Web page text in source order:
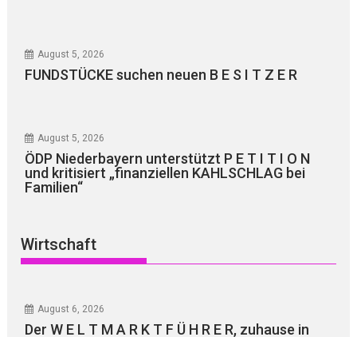
August 5, 2026
FUNDSTÜCKE suchen neuen B E S I T Z E R
August 5, 2026
ÖDP Niederbayern unterstützt P E T I T I O N
und kritisiert „finanziellen KAHLSCHLAG bei
Familien“
Wirtschaft
August 6, 2026
Der W E L T M A R K T F Ü H R E R, zuhause in